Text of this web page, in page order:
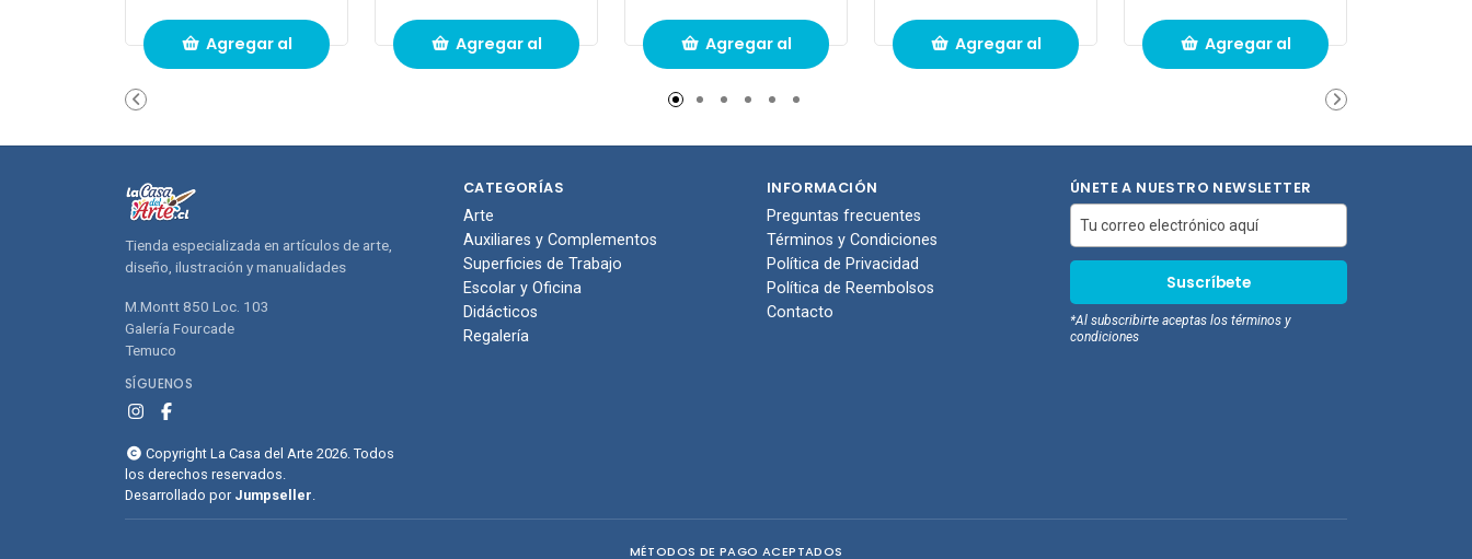
Agregar al
compras
Agregar al
compras
Agregar al
carrito de
compras
Agregar al
compras
Agregar al
compras
Tienda especializada en artículos de arte,
diseño, ilustración y manualidades
M.Montt 850 Loc. 103
Galería Fourcade
Temuco
SÍGUENOS
Copyright La Casa del Arte 2026. Todos
los derechos reservados.
Desarrollado por Jumpseller.
CATEGORÍAS
Arte
Auxiliares y Complementos
Superficies de Trabajo
Escolar y Oficina
Didácticos
Regalería
INFORMACIÓN
Preguntas frecuentes
Términos y Condiciones
Política de Privacidad
Política de Reembolsos
Contacto
ÚNETE A NUESTRO NEWSLETTER
*Al subscribirte aceptas los términos y
condiciones
MÉTODOS DE PAGO ACEPTADOS